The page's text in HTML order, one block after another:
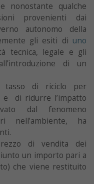
nonostante qualche
provenienti dai
autonomo della
gli esiti di uno
tecnica, legale e gli
di un
tasso di riciclo per
e di ridurre l’impatto
dal fenomeno
nell’ambiente, ha
di vendita dei
un importo pari a
che viene restituito